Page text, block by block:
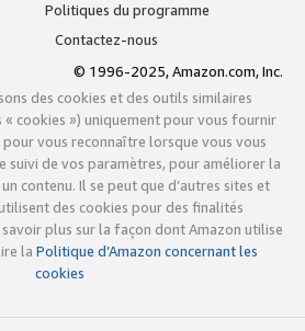
Politiques du programme
Contactez-nous
© 1996-2025, Amazon.com, Inc.
des cookies et des outils similaires
cookies ») uniquement pour vous fournir
pour vous reconnaître lorsque vous vous
suivi de vos paramètres, pour améliorer la
contenu. Il se peut que d’autres sites et
des cookies pour des finalités
plus sur la façon dont Amazon utilise
la Politique d’Amazon concernant les
cookies